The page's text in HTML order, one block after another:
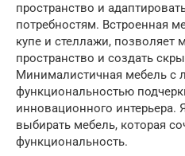
пространство и
потребностям. Встроенная
купе и стеллажи, позволяет
пространство и создать
Минималистичная мебель
функциональностью
инновационного интерьера.
выбирать мебель, которая
функциональность.